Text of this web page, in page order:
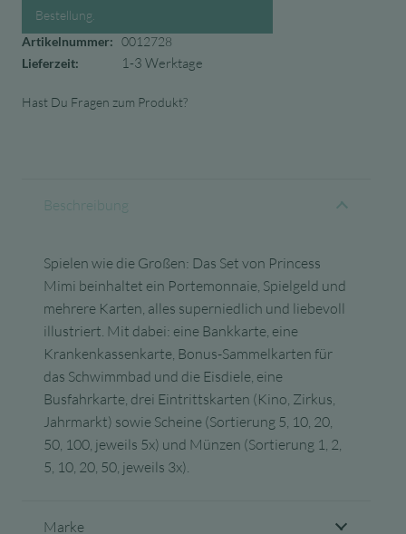
Bestellung.
Artikelnummer: 0012728
Lieferzeit:
1-3 Werktage
Hast Du Fragen zum Produkt?
Beschreibung
Spielen wie die Großen: Das Set von Princess
Mimi beinhaltet ein Portemonnaie, Spielgeld und
mehrere Karten, alles superniedlich und liebevoll
illustriert. Mit dabei: eine Bankkarte, eine
Krankenkassenkarte, Bonus-Sammelkarten für
das Schwimmbad und die Eisdiele, eine
Busfahrkarte, drei Eintrittskarten (Kino, Zirkus,
Jahrmarkt) sowie Scheine (Sortierung 5, 10, 20,
50, 100, jeweils 5x) und Münzen (Sortierung 1, 2,
5, 10, 20, 50, jeweils 3x).
Marke